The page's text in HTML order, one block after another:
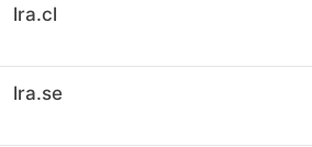
lra.cl
lra.se